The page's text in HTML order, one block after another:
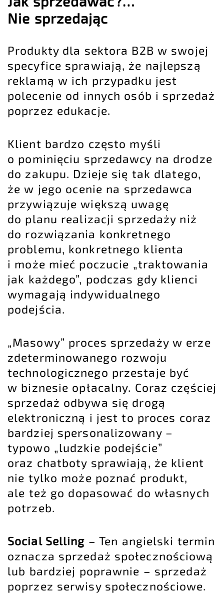
Nie sprzedając
Produkty dla sektora B2B w swojej
specyfice sprawiają, że najlepszą
reklamą w ich przypadku jest
polecenie od innych osób i sprzedaż
poprzez edukacje.
Klient bardzo często myśli
o pominięciu sprzedawcy na drodze
do zakupu. Dzieje się tak dlatego,
że w jego ocenie na sprzedawca
przywiązuje większą uwagę
do planu realizacji sprzedaży niż
do rozwiązania konkretnego
problemu, konkretnego klienta
i może mieć poczucie „traktowania
jak każdego”, podczas gdy klienci
wymagają indywidualnego
podejścia.
„Masowy” proces sprzedaży w erze
zdeterminowanego rozwoju
technologicznego przestaje być
w biznesie opłacalny. Coraz częściej
sprzedaż odbywa się drogą
elektroniczną i jest to proces coraz
bardziej spersonalizowany –
typowo „ludzkie podejście”
oraz chatboty sprawiają, że klient
nie tylko może poznać produkt,
ale też go dopasować do własnych
potrzeb.
Social Selling – Ten angielski termin
oznacza sprzedaż społecznościową
lub bardziej poprawnie – sprzedaż
poprzez serwisy społecznościowe.